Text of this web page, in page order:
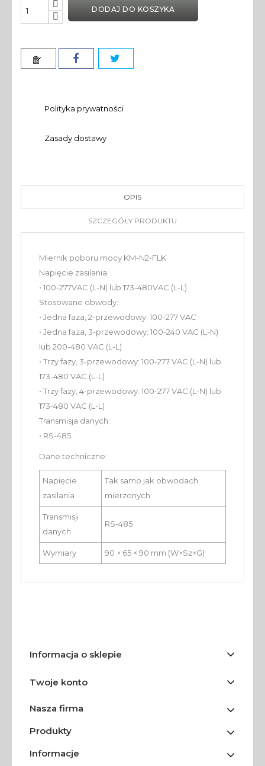
DODAJ DO KOSZYKA
Polityka prywatności
Zasady dostawy
OPIS
SZCZEGÓŁY PRODUKTU
Miernik poboru mocy KM-N2-FLK
Napięcie zasilania:
• 100-277VAC (L-N) lub 173-480VAC (L-L).
Stosowane obwody:
• Jedna faza, 2-przewodowy: 100-277 VAC
• Jedna faza, 3-przewodowy: 100-240 VAC (L-N)
lub 200-480 VAC (L-L)
• Trzy fazy, 3-przewodowy: 100-277 VAC (L-N) lub
173-480 VAC (L-L)
• Trzy fazy, 4-przewodowy: 100-277 VAC (L-N) lub
173-480 VAC (L-L)
Transmisja danych:
• RS-485
Dane techniczne:
Napięcie
zasilania
Tak samo jak obwodach
mierzonych
Transmisji
danych
RS-485
Wymiary 90 × 65 × 90 mm (W×Sz×G)
Informacja o sklepie
Twoje konto
Nasza firma
Produkty
Informacje